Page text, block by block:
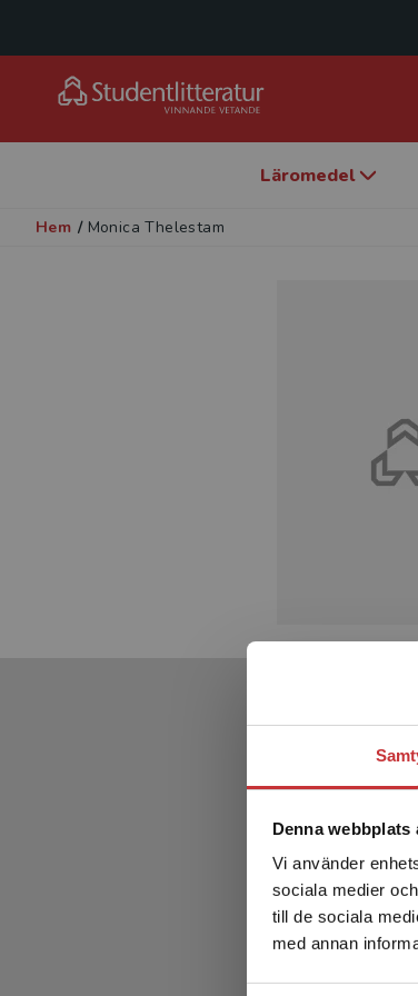
Denna webbplats
Vi använder
sociala medier
till de sociala
med annan
Läromedel
Hem / Monica Thelestam